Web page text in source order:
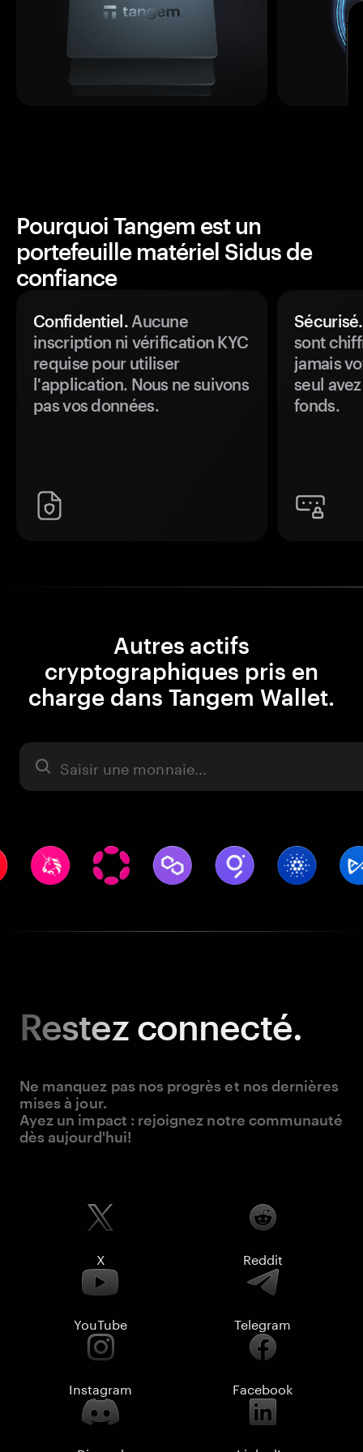
Pourquoi Tangem est un
portefeuille matériel Sidus de
confiance
Confidentiel.Aucune
inscription ni vérification KYC
requise pour utiliser
l'application. Nous ne suivons
pas vos données.
Sécurisé.
sont
jamais
seul
fonds.
Autres actifs
cryptographiques pris en
charge dans Tangem Wallet.
Actifs
Restezconnecté.
Ne manquez pas nos progrès et nos dernières
mises à jour.
Ayez un impact : rejoignez notre communauté
dès aujourd'hui!
X Reddit
YouTube Telegram
Instagram Facebook